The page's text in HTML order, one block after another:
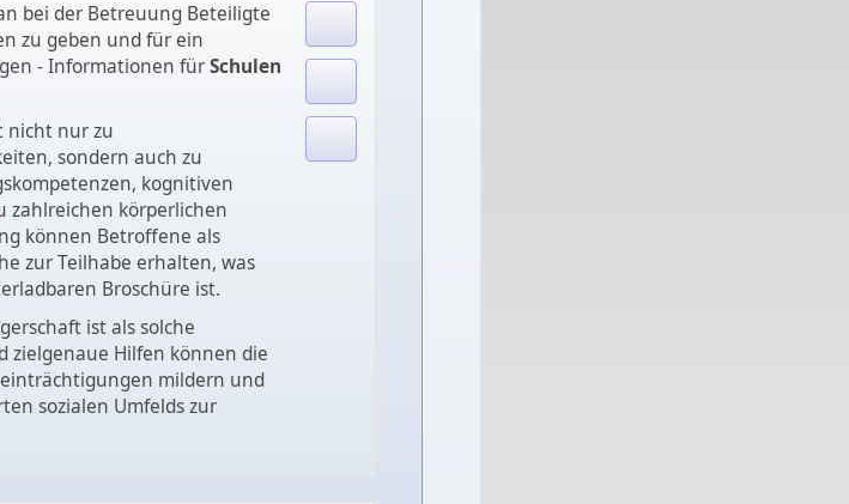
bei der Betreuung Beteiligte
zu geben und für ein
- Informationen fürSchulen
nicht nur zu
sondern auch zu
kognitiven
zahlreichen körperlichen
können Betroffene als
zur Teilhabe erhalten, was
Broschüre ist.
ist als solche
zielgenaue Hilfen können die
mildern und
sozialen Umfelds zur